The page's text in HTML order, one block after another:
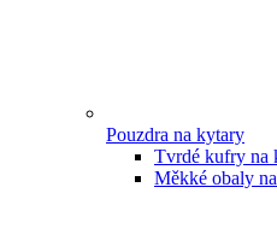
Pouzdra na kytary
Tvrdé kufry na
Měkké obaly